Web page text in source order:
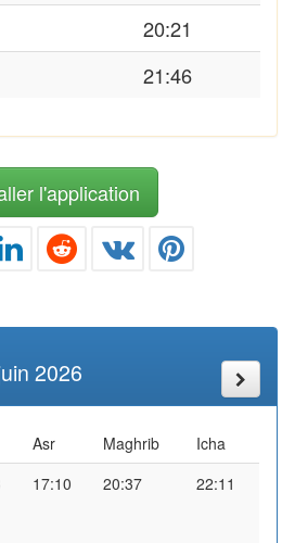
20:21
21:46
l'application
2026
Asr Maghrib
Icha
17:10 20:37 22:11